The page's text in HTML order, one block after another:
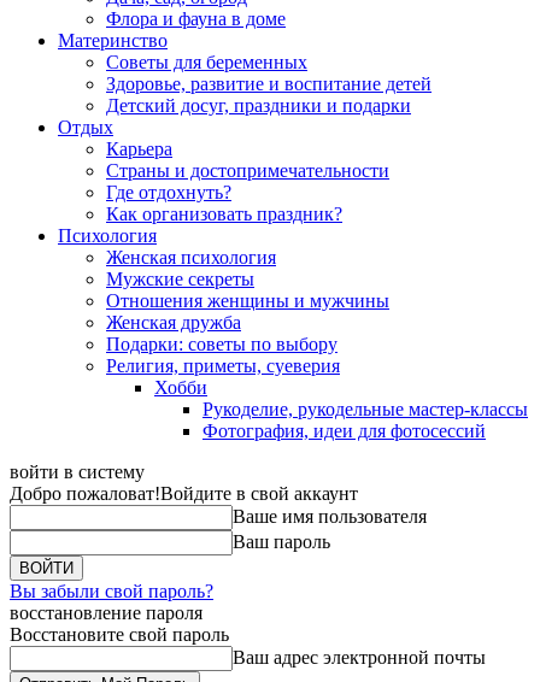
Флора и фауна в доме
Материнство
Советы для беременных
Здоровье, развитие и воспитание детей
Детский досуг, праздники и подарки
Отдых
Карьера
Страны и достопримечательности
Где отдохнуть?
Как организовать праздник?
Психология
Женская психология
Мужские секреты
Отношения женщины и мужчины
Женская дружба
Подарки: советы по выбору
Религия, приметы, суеверия
Хобби
Рукоделие, рукодельные мастер-классы
Фотография, идеи для фотосессий
войти в систему
Добро пожаловат!Войдите в свой аккаунт
Ваше имя пользователя
Ваш пароль
Вы забыли свой пароль?
восстановление пароля
Восстановите свой пароль
Ваш адрес электронной почты